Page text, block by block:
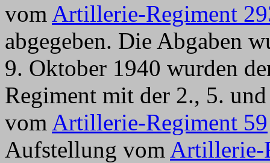
vom Artillerie-Regiment
abgegeben. Die Abgaben
9. Oktober 1940 wurden
Regiment mit der 2., 5.
vom Artillerie-Regiment 59
Aufstellung vom Artillerie-